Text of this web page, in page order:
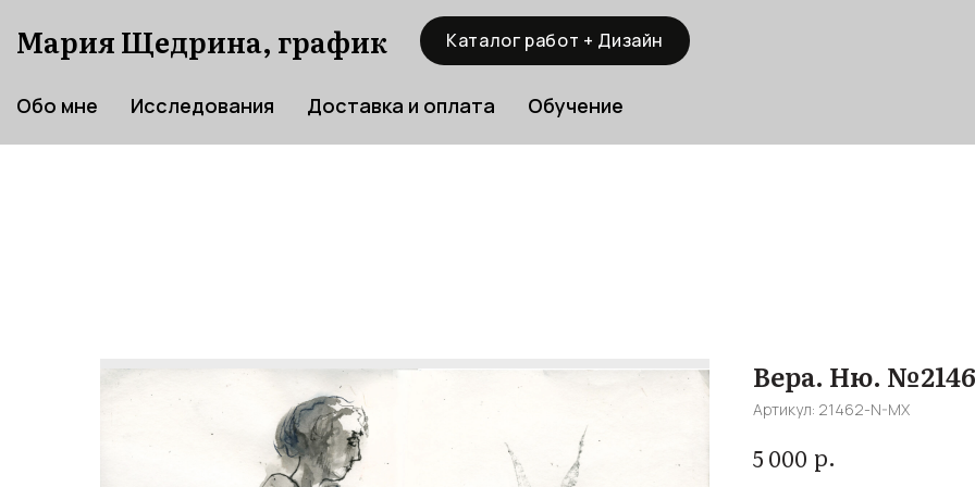
Мария Щедрина, график Каталог работ + Дизайн
Обо мне Исследования Доставка и оплата Обучение
Вера. Ню.
Артикул: 21462-N-MX
5 000 р.